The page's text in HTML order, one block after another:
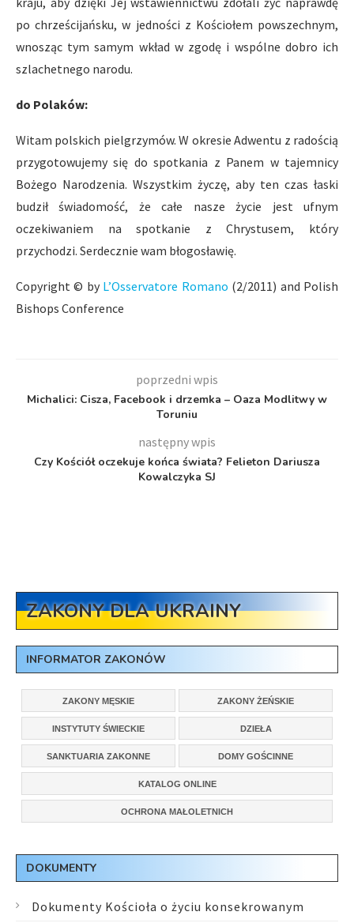
po chrześcijańsku, w jedności z Kościołem powszechnym,
wnosząc tym samym wkład w zgodę i wspólne dobro ich
szlachetnego narodu.
do Polaków:
Witam polskich pielgrzymów. W okresie Adwentu z radością
przygotowujemy się do spotkania z Panem w tajemnicy
Bożego Narodzenia. Wszystkim życzę, aby ten czas łaski
budził świadomość, że całe nasze życie jest ufnym
oczekiwaniem na spotkanie z Chrystusem, który
przychodzi. Serdecznie wam błogosławię.
Copyright © by L’Osservatore Romano (2/2011) and Polish
Bishops Conference
poprzedni wpis
Michalici: Cisza, Facebook i drzemka – Oaza Modlitwy w
Toruniu
następny wpis
Czy Kościół oczekuje końca świata? Felieton Dariusza
Kowalczyka SJ
ZAKONY DLA UKRAINY
INFORMATOR ZAKONÓW
ZAKONY MĘSKIE ZAKONY ŻEŃSKIE
INSTYTUTY ŚWIECKIE DZIEŁA
SANKTUARIA ZAKONNE DOMY GOŚCINNE
KATALOG ONLINE
OCHRONA MAŁOLETNICH
DOKUMENTY
Dokumenty Kościoła o życiu konsekrowanym